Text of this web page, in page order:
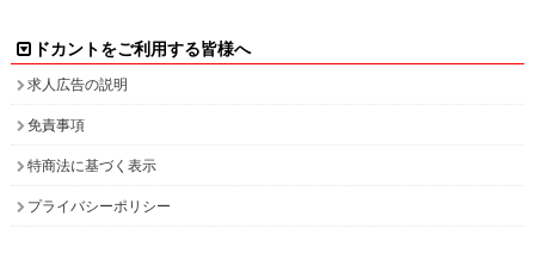
ドカントをご利用する皆様へ
求人広告の説明
免責事項
特商法に基づく表示
プライバシーポリシー